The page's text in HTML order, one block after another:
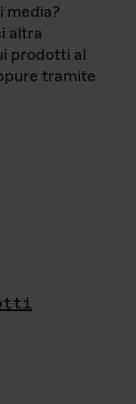
media?
altra
prodotti al
tramite